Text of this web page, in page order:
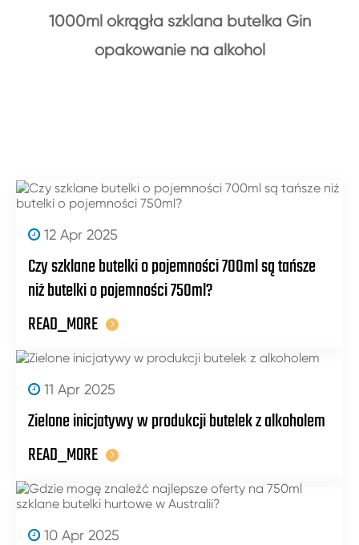
1000ml okrągła szklana butelka Gin
opakowanie na alkohol
12 Apr 2025
Czy szklane butelki o pojemności 700ml są tańsze
niż butelki o pojemności 750ml?
READ_MORE
11 Apr 2025
Zielone inicjatywy w produkcji butelek z alkoholem
READ_MORE
10 Apr 2025